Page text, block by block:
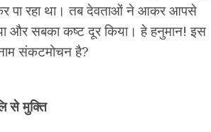
पा रहा था। तब देवताओं ने आकर आपसे
और सबका कष्ट दूर किया। हे हनुमान! इस
संकटमोचन है?
से मुक्ति